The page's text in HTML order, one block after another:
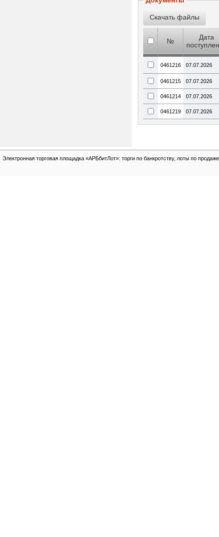
№
Дата
0461216 07.07.2026
0461215 07.07.2026
0461214 07.07.2026
0461219 07.07.2026
Электронная торговая площадка «АРБбитЛот»: торги по банкротству, лоты по